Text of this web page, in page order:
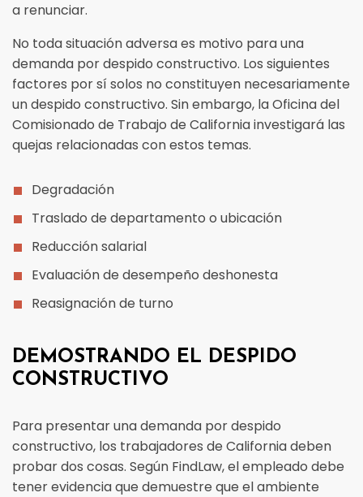
a renunciar.
No toda situación adversa es motivo para una
demanda por despido constructivo. Los siguientes
factores por sí solos no constituyen necesariamente
un despido constructivo. Sin embargo, la Oficina del
Comisionado de Trabajo de California investigará las
quejas relacionadas con estos temas.
Degradación
Traslado de departamento o ubicación
Reducción salarial
Evaluación de desempeño deshonesta
Reasignación de turno
DEMOSTRANDO EL DESPIDO
CONSTRUCTIVO
Para presentar una demanda por despido
constructivo, los trabajadores de California deben
probar dos cosas. Según FindLaw, el empleado debe
tener evidencia que demuestre que el ambiente